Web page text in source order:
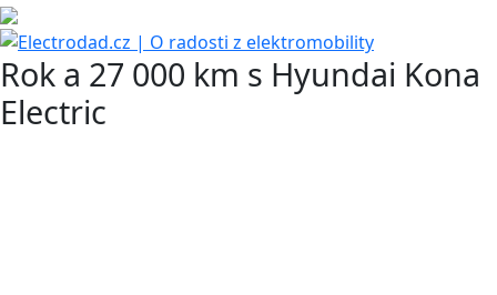
Rok a 27 000 km s Hyundai Kona
Electric